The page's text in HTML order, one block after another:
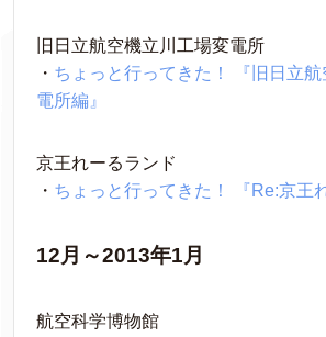
旧日立航空機立川工場変電所
・ ちょっと行ってきた！ 『旧日立
電所編』
京王れーるランド
・ ちょっと行ってきた！ 『Re:京王
12月～2013年1月
航空科学博物館